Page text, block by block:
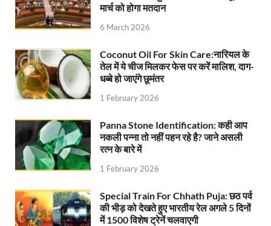
UP Ayush App: योगी सरकार जल्द लांच करेगी आयुष एप,
Yuwa Sahkar Sammelan: मुख्यमंत्री ने डीएम वाराणसी
UP Cough Syrup Issue: कोडीन युक्त कफ सिरप मामले
मार्च को होगा मतदान
6 March 2026
Coconut Oil For Skin Care:नारियल के
तेल में ये चीज मिलकर फेस पर करें मालिश, दाग-
धब्बे हो जाएंगे छूमंतर
1 February 2026
Panna Stone Identification: कही आप
नकली पन्ना तो नहीं पहन रहे है? जाने असली
रत्न के बारे में
1 February 2026
Special Train For Chhath Puja: छठ पर्व
की भीड़ को देखते हुए भारतीय रेल अगले 5 दिनों
में 1500 विशेष ट्रेनें चलवाएगी